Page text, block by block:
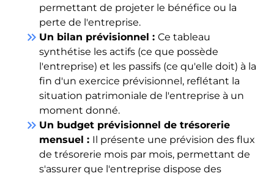
permettant de projeter le bénéfice ou la
perte de l'entreprise.
keyboard_double_arrow_right Un bilan prévisionnel : Ce tableau
synthétise les actifs (ce que possède
l'entreprise) et les passifs (ce qu'elle doit) à la
fin d'un exercice prévisionnel, reflétant la
situation patrimoniale de l'entreprise à un
moment donné.
keyboard_double_arrow_right Un budget prévisionnel de trésorerie
mensuel : Il présente une prévision des flux
de trésorerie mois par mois, permettant de
s'assurer que l'entreprise dispose des